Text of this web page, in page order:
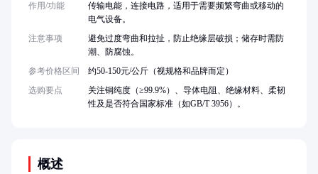
概述
作用/功能
传输电能，连接电路，适用于需要频繁弯曲或移动的
电气设备。
注意事项
避免过度弯曲和拉扯，防止绝缘层破损；储存时需防
潮、防腐蚀。
参考价格区间
约50-150元/公斤（视规格和品牌而定）
选购要点
关注铜纯度（≥99.9%）、导体电阻、绝缘材料、柔韧
性及是否符合国家标准（如GB/T 3956）。